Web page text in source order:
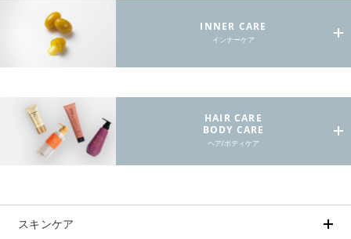
INNER CARE
インナーケア
HAIR CARE
BODY CARE
ヘア/ボディケア
スキンケア